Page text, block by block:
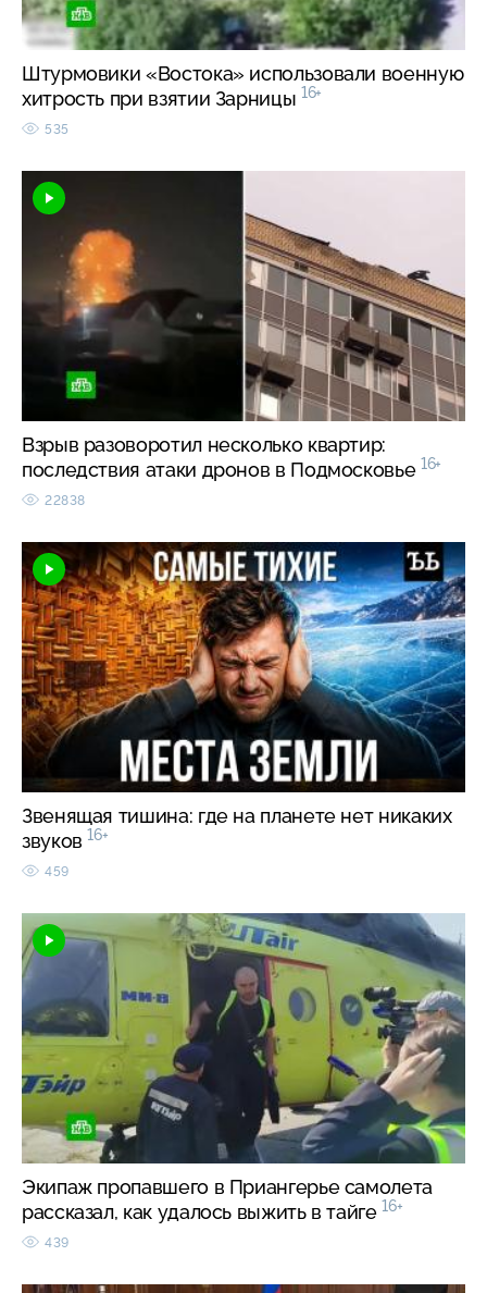
Штурмовики «Востока» использовали военную
хитрость при взятии Зарницы 16+
535
Взрыв разоворотил несколько квартир:
последствия атаки дронов в Подмосковье 16+
22838
Звенящая тишина: где на планете нет никаких
звуков 16+
459
Экипаж пропавшего в Приангерье самолета
рассказал, как удалось выжить в тайге 16+
439